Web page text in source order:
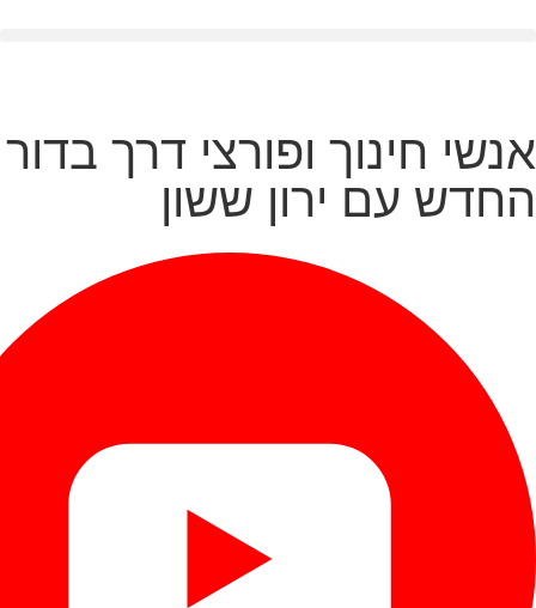
אנשי חינוך ופורצי דרך בדור
החדש עם ירון ששון